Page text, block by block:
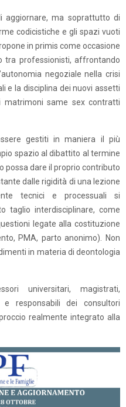
aggiornare, ma soprattutto di
codicistiche e gli spazi vuoti
in primis come occasione
tra professionisti, affrontando
negoziale nella crisi
e la disciplina dei nuovi assetti
same sex contratti
gestiti in maniera il più
spazio al dibattito al termine
possa dare il proprio contributo
dalle rigidità di una lezione
tecnici e processuali si
taglio interdisciplinare, come
legate alla costituzione
PMA, parto anonimo). Non
in materia di deontologia
universitari, magistrati,
e responsabili dei consultori
realmente integrato alla